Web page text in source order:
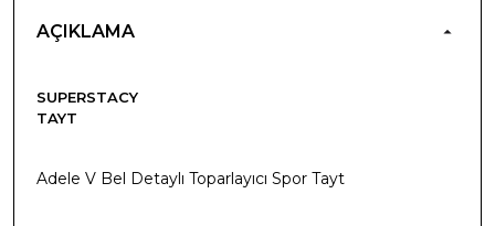
AÇIKLAMA
SUPERSTACY
TAYT
Adele V Bel Detaylı Toparlayıcı Spor Tayt